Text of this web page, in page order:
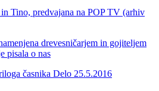
Tino, predvajana na POP TV (arhiv
drevesničarjem in gojiteljem
pisala o nas
časnika Delo 25.5.2016